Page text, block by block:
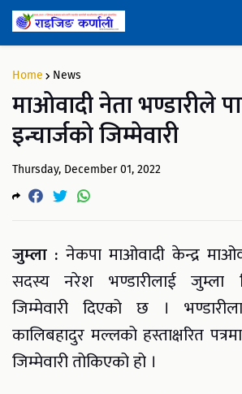
Home News
माओवादी नेता भण्डारीले
इन्चार्जको जिम्मेवारी
Thursday, December 01, 2022
जुम्ला : नेकपा माओवादी केन्द्र
सदस्य नरेश भण्डारीलाई जुम्ला
जिम्मेवारी दिएको छ ।
कालिबहादुर मल्लको हस्ताक्षरित
जिम्मेवारी तोकिएको हो ।